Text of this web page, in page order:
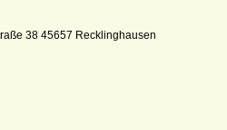
38 45657 Recklinghausen